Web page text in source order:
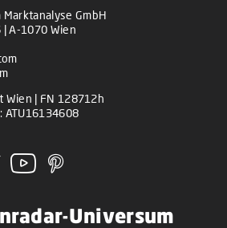
Marktanalyse GmbH
A-1070 Wien
Wien | FN 128712h
ATU16134608
Universum